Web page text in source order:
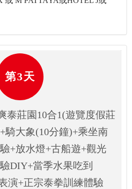
第3天
泰莊園10合1(遊覽度假莊
騎大象(10分鐘)+乘坐南
+放水燈+古船遊+觀光
DIY+當季水果吃到
演+正宗泰拳訓練體驗